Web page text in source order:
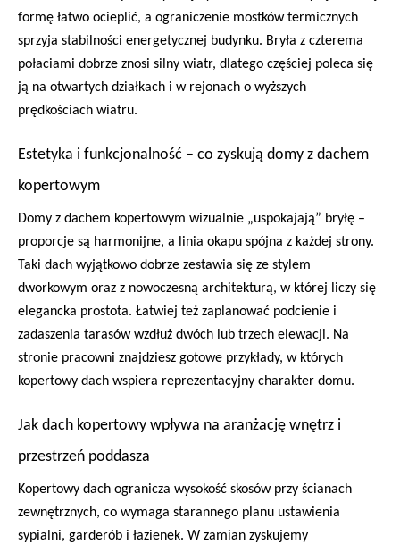
formę łatwo ocieplić, a ograniczenie mostków termicznych
sprzyja stabilności energetycznej budynku. Bryła z czterema
połaciami dobrze znosi silny wiatr, dlatego częściej poleca się
ją na otwartych działkach i w rejonach o wyższych
prędkościach wiatru.
Estetyka i funkcjonalność – co zyskują domy z dachem
kopertowym
Domy z dachem kopertowym wizualnie „uspokajają” bryłę –
proporcje są harmonijne, a linia okapu spójna z każdej strony.
Taki dach wyjątkowo dobrze zestawia się ze stylem
dworkowym oraz z nowoczesną architekturą, w której liczy się
elegancka prostota. Łatwiej też zaplanować podcienie i
zadaszenia tarasów wzdłuż dwóch lub trzech elewacji. Na
stronie pracowni znajdziesz gotowe przykłady, w których
kopertowy dach wspiera reprezentacyjny charakter domu.
Jak dach kopertowy wpływa na aranżację wnętrz i
przestrzeń poddasza
Kopertowy dach ogranicza wysokość skosów przy ścianach
zewnętrznych, co wymaga starannego planu ustawienia
sypialni, garderób i łazienek. W zamian zyskujemy